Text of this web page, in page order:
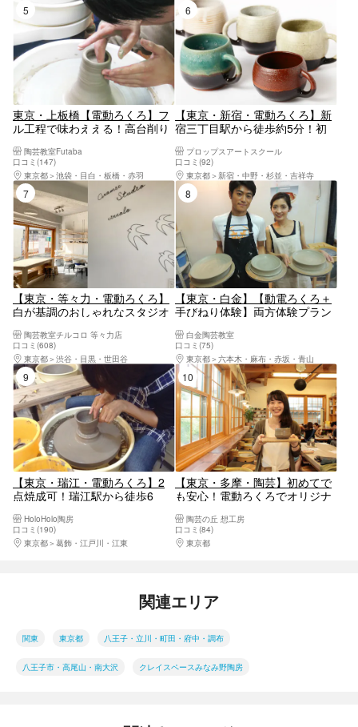
5位
東京・上板橋【電動ろくろ】フ
ル工程で味わええる！高台削り
の本格プラン！
陶芸教室Futaba
口コミ(147)
東京都
池袋・目白・板橋・赤羽
6位
【東京・新宿・電動ろくろ】新
宿三丁目駅から徒歩約5分！初
応！湯のみやお茶碗など作れ
る！電動ろくろ体験 ＊粘土代
焼成代含む おひとり様・カッ
プルのご参加OK！！女性に人気
プロップスアートスクール
口コミ(92)
東京都
新宿・中野・杉並・吉祥寺
7位
【東京・等々力・電動ろくろ】
白が基調のおしゃれなスタジオ
ておしゃれな作品を作ろう！＜
自由が丘・二子玉川から好アク
セス＞3歳から参加OK★2～3個
自由制作可能！
陶芸教室チルコロ 等々力店
口コミ(608)
東京都
渋谷・目黒・世田谷
8位
【東京・白金】【動電ろくろ＋
手びねり体験】両方体験プラン
白金陶芸教室
口コミ(75)
東京都
六本木・麻布・赤坂・青山
9位
【東京・瑞江・電動ろくろ】2
点焼成可！瑞江駅から徒歩6
作れる電動ろくろ体験
HoloHolo陶房
口コミ(190)
東京都
葛飾・江戸川・江東
10位
【東京・多摩・陶芸】初めてで
も安心！電動ろくろでオリジナ
陶芸の丘 想工房
口コミ(84)
東京都
関連エリア
関東 東京都 八王子・立川・町田・府中・調布
八王子市・高尾山・南大沢 クレイスペースみなみ野陶房